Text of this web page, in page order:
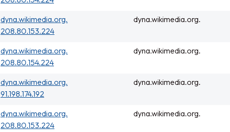
dyna.wikimedia.org.
208.80.153.224
dyna.wikimedia.org.
dyna.wikimedia.org.
208.80.154.224
dyna.wikimedia.org.
dyna.wikimedia.org.
91.198.174.192
dyna.wikimedia.org.
dyna.wikimedia.org.
208.80.153.224
dyna.wikimedia.org.